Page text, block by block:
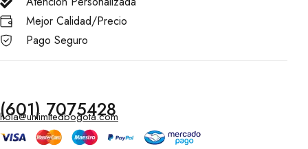
Mejor Calidad/Precio
Pago Seguro
(601) 7075428
hola@unlimitedbogota.com